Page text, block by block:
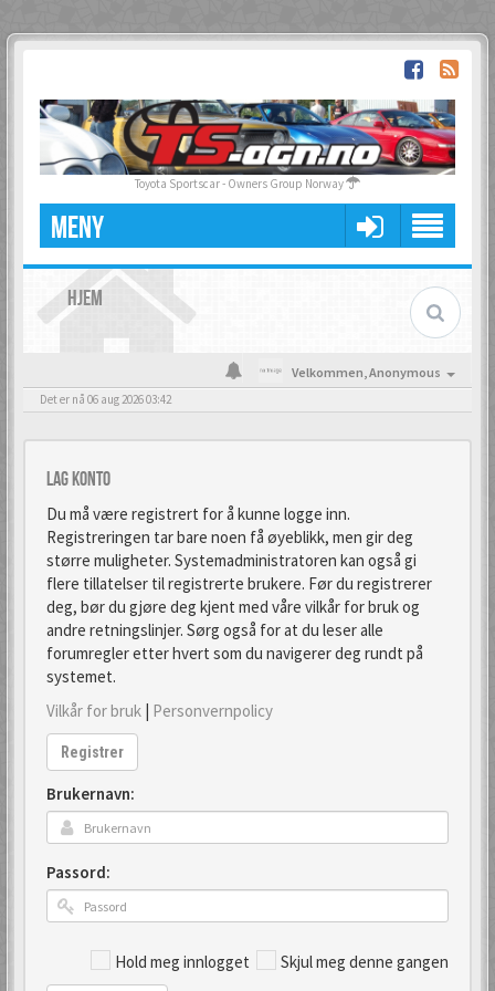
Toyota Sportscar - Owners Group Norway
MENY
HJEM
Velkommen,Anonymous
Det er nå 06 aug 2026 03:42
Lag konto
Du må være registrert for å kunne logge inn.
Registreringen tar bare noen få øyeblikk, men gir deg
større muligheter. Systemadministratoren kan også gi
flere tillatelser til registrerte brukere. Før du registrerer
deg, bør du gjøre deg kjent med våre vilkår for bruk og
andre retningslinjer. Sørg også for at du leser alle
forumregler etter hvert som du navigerer deg rundt på
systemet.
Vilkår for bruk | Personvernpolicy
Registrer
Brukernavn:
Passord:
Hold meg innlogget Skjul meg denne gangen